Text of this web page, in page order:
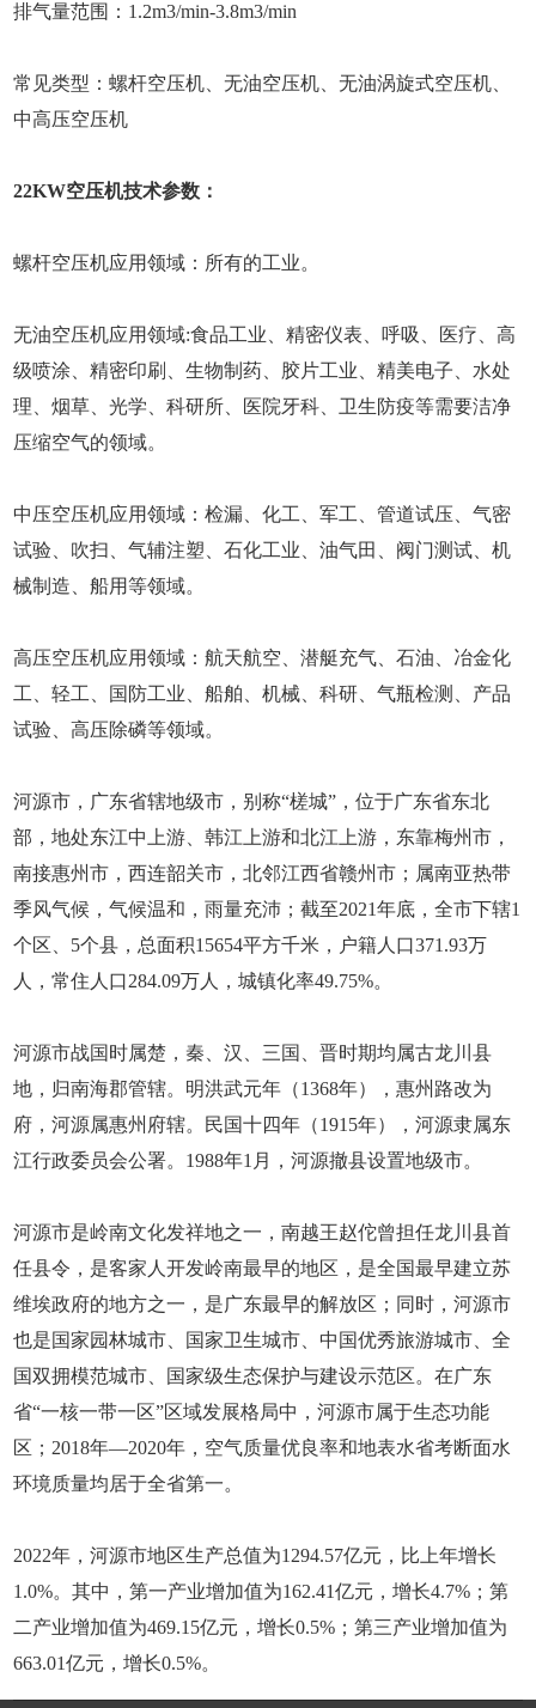
排气量范围：1.2m3/min-3.8m3/min
常见类型：螺杆空压机、无油空压机、无油涡旋式空压机、
中高压空压机
22KW空压机技术参数：
螺杆空压机应用领域：所有的工业。
无油空压机应用领域:食品工业、精密仪表、呼吸、医疗、高
级喷涂、精密印刷、生物制药、胶片工业、精美电子、水处
理、烟草、光学、科研所、医院牙科、卫生防疫等需要洁净
压缩空气的领域。
中压空压机应用领域：检漏、化工、军工、管道试压、气密
试验、吹扫、气辅注塑、石化工业、油气田、阀门测试、机
械制造、船用等领域。
高压空压机应用领域：航天航空、潜艇充气、石油、冶金化
工、轻工、国防工业、船舶、机械、科研、气瓶检测、产品
试验、高压除磷等领域。
河源市，广东省辖地级市，别称“槎城”，位于广东省东北
部，地处东江中上游、韩江上游和北江上游，东靠梅州市，
南接惠州市，西连韶关市，北邻江西省赣州市；属南亚热带
季风气候，气候温和，雨量充沛；截至2021年底，全市下辖1
个区、5个县，总面积15654平方千米，户籍人口371.93万
人，常住人口284.09万人，城镇化率49.75%。
河源市战国时属楚，秦、汉、三国、晋时期均属古龙川县
地，归南海郡管辖。明洪武元年（1368年），惠州路改为
府，河源属惠州府辖。民国十四年（1915年），河源隶属东
江行政委员会公署。1988年1月，河源撤县设置地级市。
河源市是岭南文化发祥地之一，南越王赵佗曾担任龙川县首
任县令，是客家人开发岭南最早的地区，是全国最早建立苏
维埃政府的地方之一，是广东最早的解放区；同时，河源市
也是国家园林城市、国家卫生城市、中国优秀旅游城市、全
国双拥模范城市、国家级生态保护与建设示范区。在广东
省“一核一带一区”区域发展格局中，河源市属于生态功能
区；2018年—2020年，空气质量优良率和地表水省考断面水
环境质量均居于全省第一。
2022年，河源市地区生产总值为1294.57亿元，比上年增长
1.0%。其中，第一产业增加值为162.41亿元，增长4.7%；第
二产业增加值为469.15亿元，增长0.5%；第三产业增加值为
663.01亿元，增长0.5%。